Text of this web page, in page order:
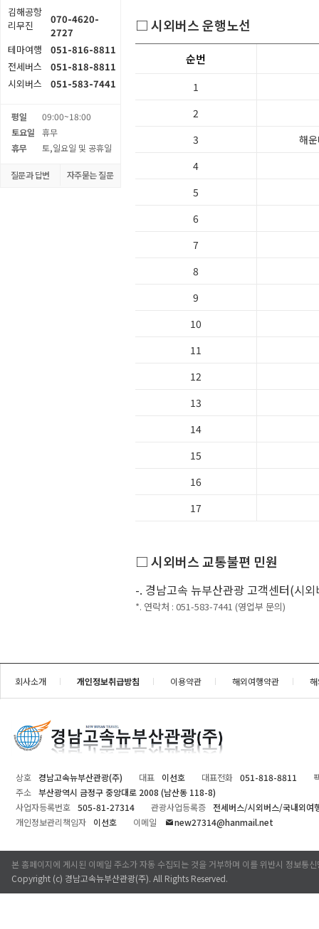
김해공항
리무진
070-4620-
2727
테마여행
051-816-8811
전세버스
051-818-8811
시외버스
051-583-7441
평일
09:00~18:00
토요일
휴무
휴무
토,일요일 및 공휴일
질문과 답변 자주묻는 질문
□ 시외버스 운행노선
순번
1
2
3
해
4
5
6
7
8
9
10
11
12
13
14
15
16
17
□ 시외버스 교통불편 민원
-. 경남고속 뉴부산관광 고객센터(시
*. 연락처 : 051-583-7441 (영업부 문의)
회사소개 개인정보취급방침 이용약관 해외여행약관
상호 경남고속뉴부산관광(주) 대표 이선호 대표전화 051-818-8811
주소 부산광역시 금정구 중앙대로 2008 (남산동 118-8)
사업자등록번호 505-81-27314 관광사업등록증
전세버스/시외버스/국내외여
개인정보관리책임자
이선호 이메일 new27314@hanmail.net
본 홈페이지에 게시된 이메일 주소가 자동 수집되는 것을 거부하며 이를 위반시 정보통
Copyright (c) 경남고속뉴부산관광(주). All Rights Reserved.